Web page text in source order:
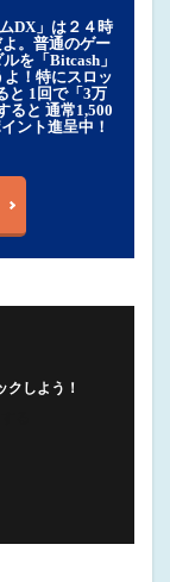
DX」は２４時
。普通のゲー
を「Bitcash」
！特にスロッ
と 1回で「3万
ると 通常1,500
ント進呈中！
クしよう！